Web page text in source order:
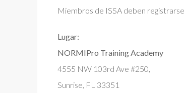
Miembros de ISSA deben
Lugar:
NORMIPro Training Academy
4555 NW 103rd Ave #250,
Sunrise, FL 33351